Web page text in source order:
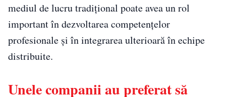
mediul de lucru tradițional poate avea un rol
important în dezvoltarea competențelor
profesionale și în integrarea ulterioară în echipe
distribuite.
Unele companii au preferat să